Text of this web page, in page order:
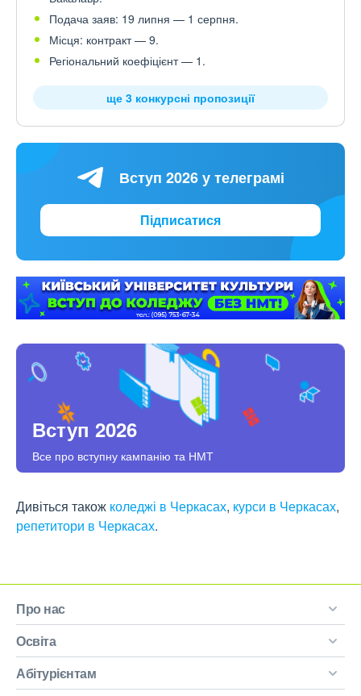
Подача заяв: 19 липня — 1 серпня.
Місця: контракт — 9.
Регіональний коефіцієнт — 1.
ще 3 конкурсні пропозиції
Вступ 2026 у телеграмі
Підписатися
Вступ 2026
Все про вступну кампанію та НМТ
Дивіться також коледжі в Черкасах, курси в Черкасах,
репетитори в Черкасах.
Про нас
Освіта
Абітурієнтам